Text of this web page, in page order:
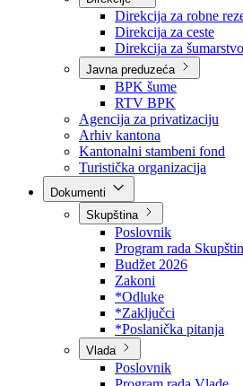
Kantonalna uprava za
Kantonalna uprava
Direkcije
Direkcija za robne
Direkcija za ceste
Direkcija za šumarstvo
Javna preduzeća
BPK šume
RTV BPK
Agencija za privatizaciju
Arhiv kantona
Kantonalni stambeni fond
Turistička organizacija
Skupština
Poslovnik
Program rada Skupštine
Budžet 2026
Zakoni
*Odluke
*Zaključci
*Poslanička pitanja